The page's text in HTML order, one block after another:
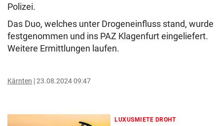
Polizei.
Das Duo, welches unter Drogeneinfluss stand, wurde
festgenommen und ins PAZ Klagenfurt eingeliefert.
Weitere Ermittlungen laufen.
Kärnten 23.08.2024 09:47
LUXUSMIETE DROHT